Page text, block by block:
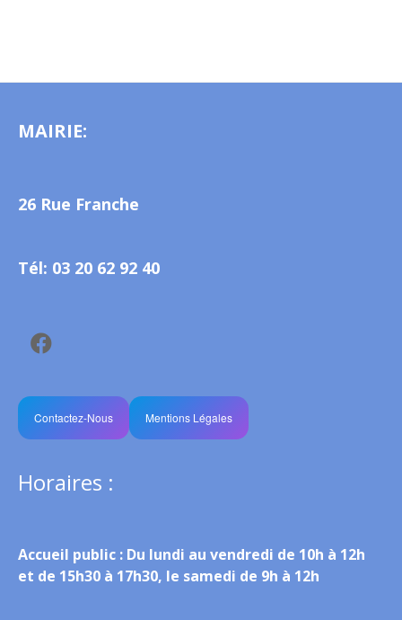
MAIRIE:
26 Rue Franche
Tél: 03 20 62 92 40
Contactez-Nous Mentions Légales
Horaires :
Accueil public : Du lundi au vendredi de 10h à 12h
et de 15h30 à 17h30, le samedi de 9h à 12h